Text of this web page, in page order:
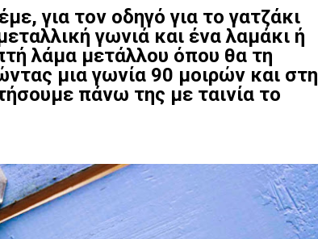
για τον οδηγό για το γατζάκι
γωνιά και ένα λαμάκι ή
λάμα μετάλλου όπου θα τη
μια γωνία 90 μοιρών και στη
πάνω της με ταινία το